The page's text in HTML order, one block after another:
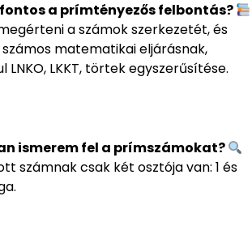
a prímtényezős felbontás?
a számok szerkezetét, és
matematikai eljárásnak,
LNKO, LKKT, törtek egyszerűsítése.
ismerem fel a prímszámokat?
számnak csak két osztója van: 1 és